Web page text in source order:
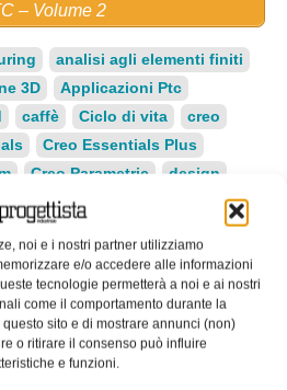
noi e i nostri partner utilizziamo
e/o accedere alle informazioni
tecnologie permetterà a noi e ai nostri
come il comportamento durante la
sito e di mostrare annunci (non)
o ritirare il consenso può influire
e funzioni.
– Volume 2
analisi agli elementi finiti
3D
Applicazioni Ptc
caffè Ciclo di vita
creo
Creo Essentials Plus
Creo Parametric
design
dati di prodotto
made in italy
modellazione CAD 3D
flessibile
Pro/Engineer
ProEngineer
di lamiere
plastica
progettazione meccanica